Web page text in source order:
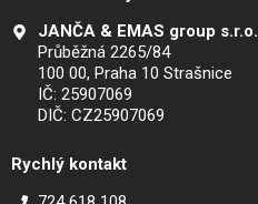
JANČA & EMAS group s.r.o.
Průběžná 2265/84
100 00, Praha 10 Strašnice
IČ: 25907069
DIČ: CZ25907069
Rychlý kontakt